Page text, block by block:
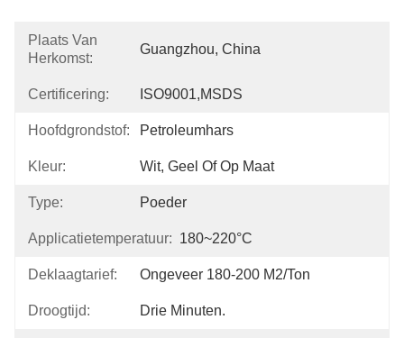
Plaats Van
Herkomst:
Guangzhou, China
Certificering: ISO9001,MSDS
Hoofdgrondstof: Petroleumhars
Kleur: Wit, Geel Of Op Maat
Type: Poeder
Applicatietemperatuur: 180~220°C
Deklaagtarief: Ongeveer 180-200 M2/ton
Droogtijd: Drie Minuten.